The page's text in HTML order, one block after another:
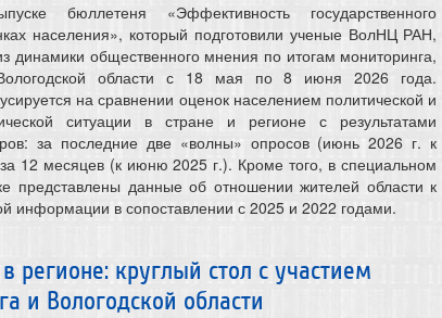
бюллетеня «Эффективность государственного
населения», который подготовили ученые ВолНЦ РАН,
динамики общественного мнения по итогам мониторинга,
области с 18 мая по 8 июня 2026 года.
на сравнении оценок населением политической и
ситуации в стране и регионе с результатами
за последние две «волны» опросов (июнь 2026 г. к
12 месяцев (к июню 2025 г.). Кроме того, в специальном
представлены данные об отношении жителей области к
информации в сопоставлении с 2025 и 2022 годами.
регионе: круглый стол с участием
и Вологодской области